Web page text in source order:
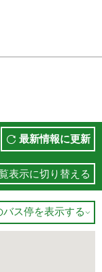
最新情報に更新
表示に切り替える
バス停を表示する 